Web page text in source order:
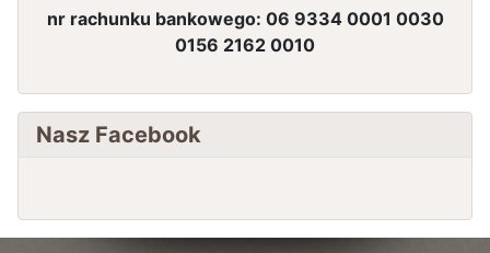
nr rachunku bankowego: 06 9334 0001 0030
0156 2162 0010
Nasz Facebook